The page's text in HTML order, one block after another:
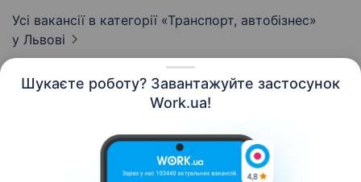
Шукаєте роботу? Завантажуйте застосунок
Work.ua!
Усі вакансії в категорії «Транспорт, автобізнес»
у Львові